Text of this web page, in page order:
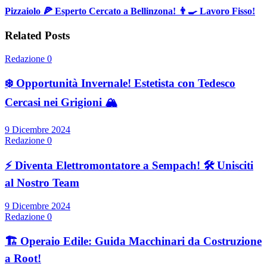
Pizzaiolo 🍕 Esperto Cercato a Bellinzona! 👨‍🍳 Lavoro Fisso!
Related Posts
Redazione 0
❄️ Opportunità Invernale! Estetista con Tedesco
Cercasi nei Grigioni 🏔️
9 Dicembre 2024
Redazione 0
⚡ Diventa Elettromontatore a Sempach! 🛠️ Unisciti
al Nostro Team
9 Dicembre 2024
Redazione 0
🏗️ Operaio Edile: Guida Macchinari da Costruzione
a Root!